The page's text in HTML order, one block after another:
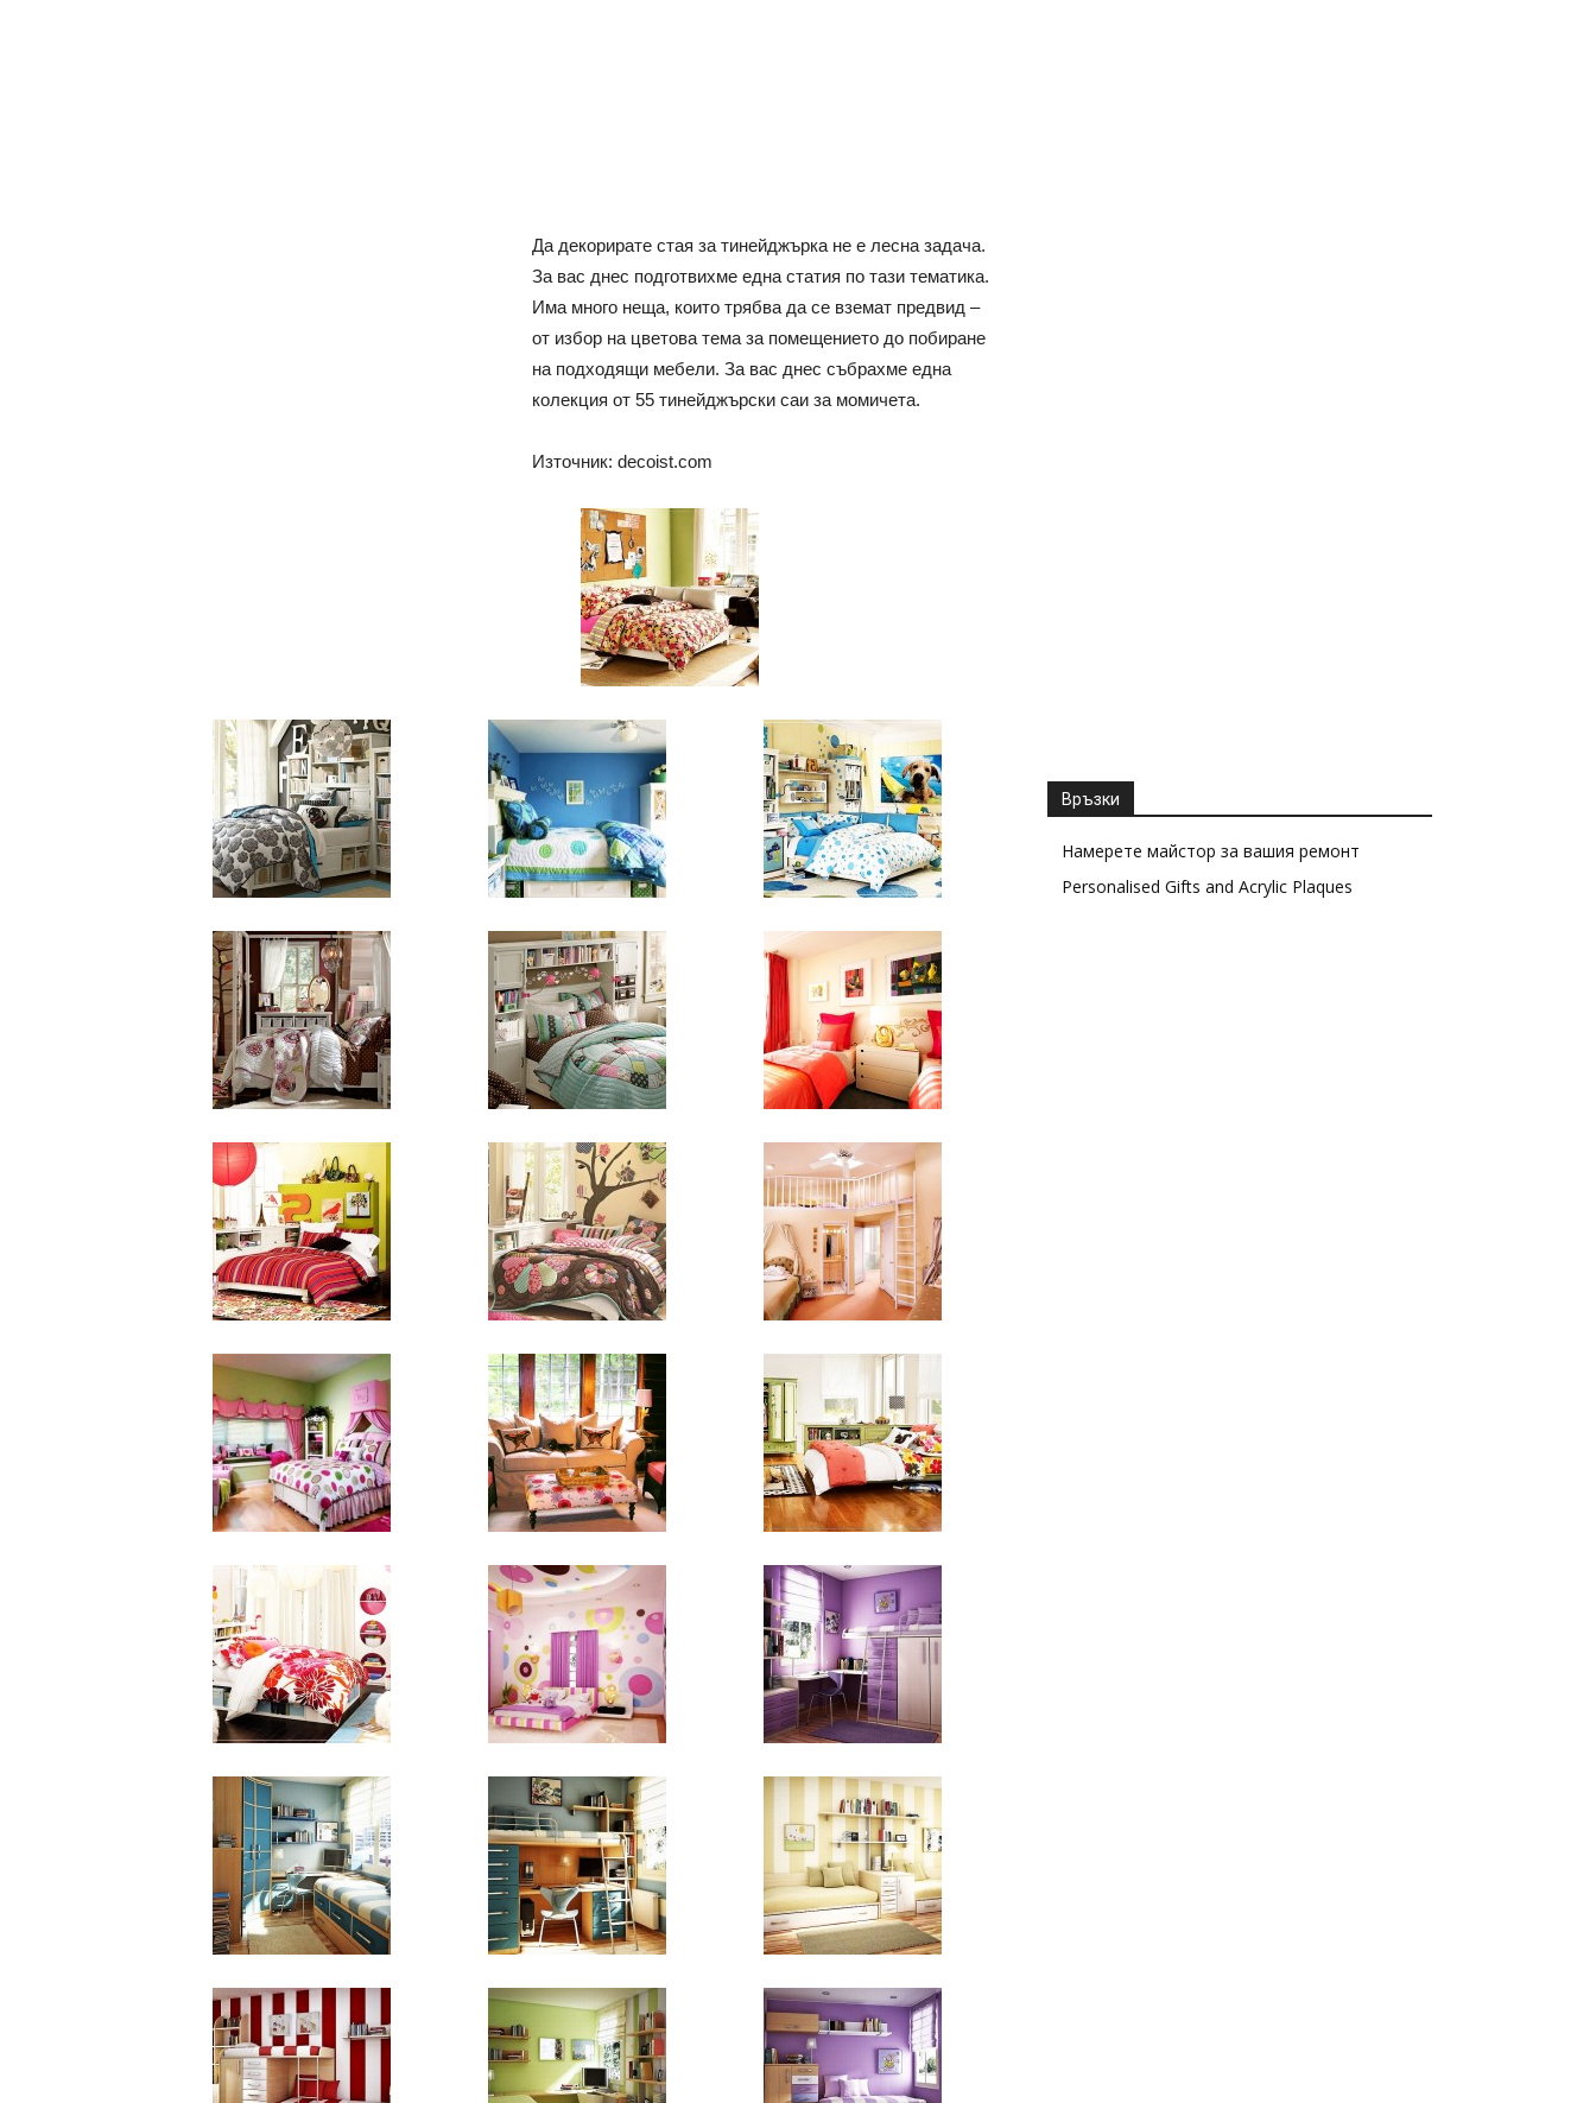
Да декорирате стая за тинейджърка не е лесна задача.
За вас днес подготвихме една статия по тази тематика.
Има много неща, които трябва да се вземат предвид –
от избор на цветова тема за помещението до побиране
на подходящи мебели. За вас днес събрахме една
колекция от 55 тинейджърски саи за момичета.
Източник: decoist.com
Връзки
Намерете майстор за вашия ремонт
Personalised Gifts and Acrylic Plaques